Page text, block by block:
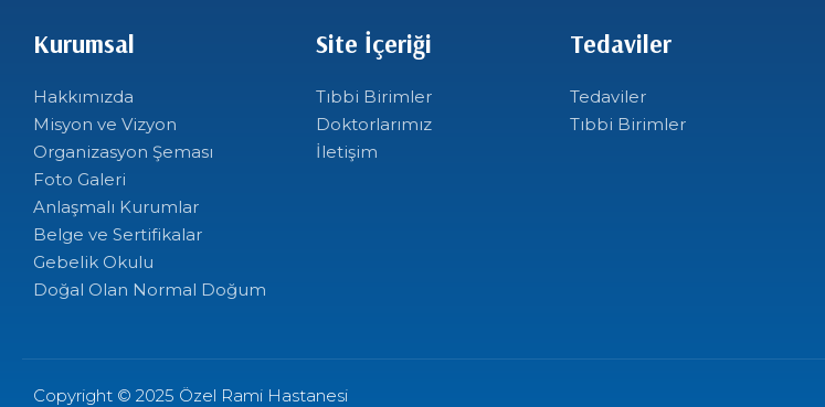
Kurumsal
Hakkımızda
Misyon ve Vizyon
Organizasyon Şeması
Foto Galeri
Anlaşmalı Kurumlar
Belge ve Sertifikalar
Gebelik Okulu
Doğal Olan Normal Doğum
Site İçeriği
Tıbbi Birimler
Doktorlarımız
İletişim
Tedaviler
Tedaviler
Tıbbi Birimler
Copyright © 2025 Özel Rami Hastanesi